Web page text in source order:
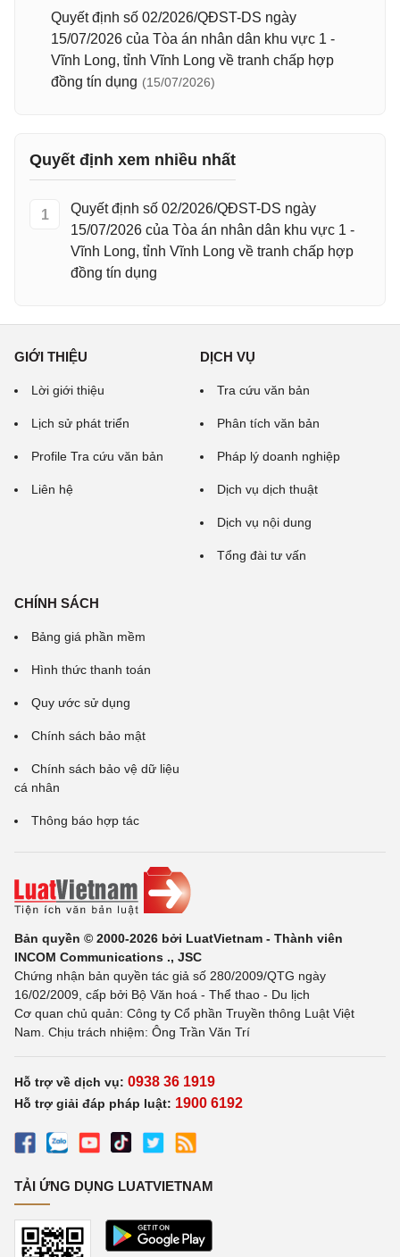
Quyết định số 02/2026/QĐST-DS ngày
15/07/2026 của Tòa án nhân dân khu vực 1 -
Vĩnh Long, tỉnh Vĩnh Long về tranh chấp hợp
đồng tín dụng (15/07/2026)
Quyết định xem nhiều nhất
1
Quyết định số 02/2026/QĐST-DS ngày
15/07/2026 của Tòa án nhân dân khu vực 1 -
Vĩnh Long, tỉnh Vĩnh Long về tranh chấp hợp
đồng tín dụng
GIỚI THIỆU
Lời giới thiệu
Lịch sử phát triển
Profile Tra cứu văn bản
Liên hệ
DỊCH VỤ
Tra cứu văn bản
Phân tích văn bản
Pháp lý doanh nghiệp
Dịch vụ dịch thuật
Dịch vụ nội dung
Tổng đài tư vấn
CHÍNH SÁCH
Bảng giá phần mềm
Hình thức thanh toán
Quy ước sử dụng
Chính sách bảo mật
Chính sách bảo vệ dữ liệu
cá nhân
Thông báo hợp tác
Bản quyền © 2000-2026 bởi LuatVietnam - Thành viên
INCOM Communications ., JSC
Chứng nhận bản quyền tác giả số 280/2009/QTG ngày
16/02/2009, cấp bởi Bộ Văn hoá - Thể thao - Du lịch
Cơ quan chủ quản: Công ty Cổ phần Truyền thông Luật Việt
Nam. Chịu trách nhiệm: Ông Trần Văn Trí
Hỗ trợ về dịch vụ: 0938 36 1919
Hỗ trợ giải đáp pháp luật: 1900 6192
TẢI ỨNG DỤNG LUATVIETNAM